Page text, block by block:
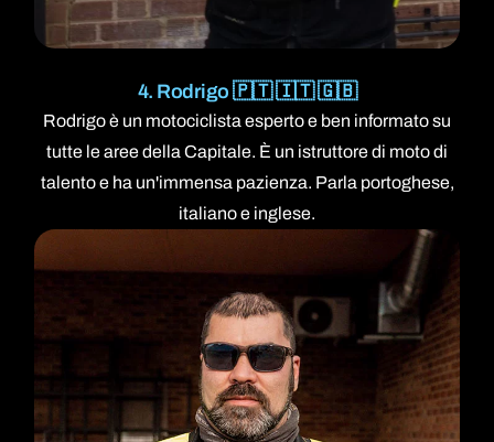
4. Rodrigo 🇵🇹 🇮🇹 🇬🇧
Rodrigo è un motociclista esperto e ben informato su
tutte le aree della Capitale. È un istruttore di moto di
talento e ha un'immensa pazienza. Parla portoghese,
italiano e inglese.